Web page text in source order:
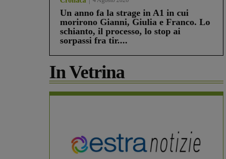
Un anno fa la strage in A1 in cui
morirono Gianni, Giulia e Franco. Lo
schianto, il processo, lo stop ai
sorpassi fra tir....
In Vetrina